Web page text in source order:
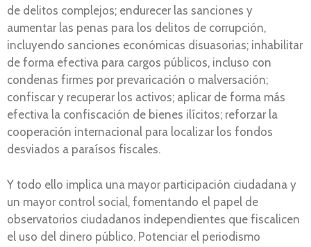
de delitos complejos; endurecer las sanciones y
aumentar las penas para los delitos de corrupción,
incluyendo sanciones económicas disuasorias; inhabilitar
de forma efectiva para cargos públicos, incluso con
condenas firmes por prevaricación o malversación;
confiscar y recuperar los activos; aplicar de forma más
efectiva la confiscación de bienes ilícitos; reforzar la
cooperación internacional para localizar los fondos
desviados a paraísos fiscales.
Y todo ello implica una mayor participación ciudadana y
un mayor control social, fomentando el papel de
observatorios ciudadanos independientes que fiscalicen
el uso del dinero público. Potenciar el periodismo